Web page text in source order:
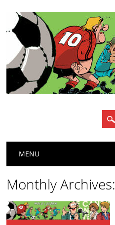
Main menu
MENU
Monthly Archives: